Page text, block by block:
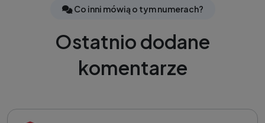
Co inni mówią o tym numerach?
Ostatnio dodane
komentarze